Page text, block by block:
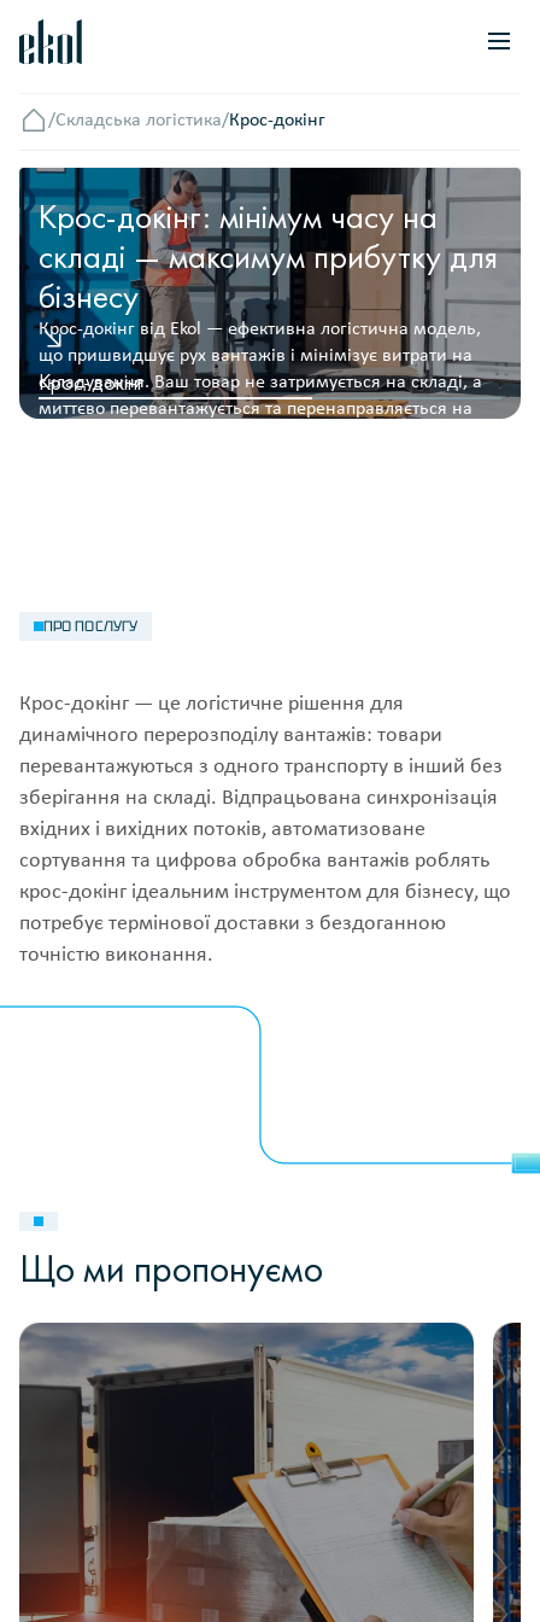
Головна
/Складська логістика/Крос-докінг
Крос-докінг: мінімум часу на
складі — максимум прибутку для
бізнесу
Крос-докінг від Ekol — ефективна логістична модель,
що пришвидшує рух вантажів і мінімізує витрати на
складування. Ваш товар не затримується на складі, а
миттєво перевантажується та перенаправляється на
Крос-докінг
ПРО ПОСЛУГУ
Крос-докінг — це логістичне рішення для
динамічного перерозподілу вантажів: товари
перевантажуються з одного транспорту в інший без
зберігання на складі. Відпрацьована синхронізація
вхідних і вихідних потоків, автоматизоване
сортування та цифрова обробка вантажів роблять
крос-докінг ідеальним інструментом для бізнесу, що
потребує термінової доставки з бездоганною
точністю виконання.
Що ми пропонуємо